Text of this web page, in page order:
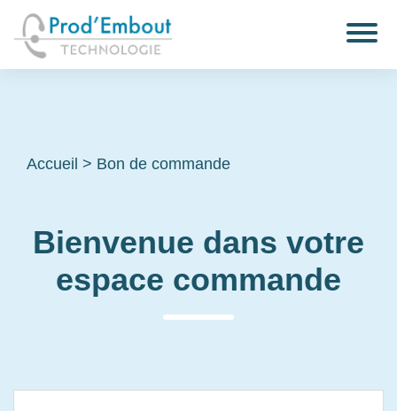
Accueil > Bon de commande
Bienvenue dans votre
espace commande